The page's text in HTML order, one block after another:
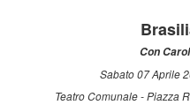
Con
Sabato 07 Aprile
Teatro Comunale - Piazza